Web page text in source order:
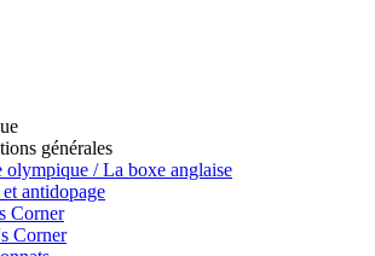
générales
olympique / La boxe anglaise
antidopage
Corner
Corner